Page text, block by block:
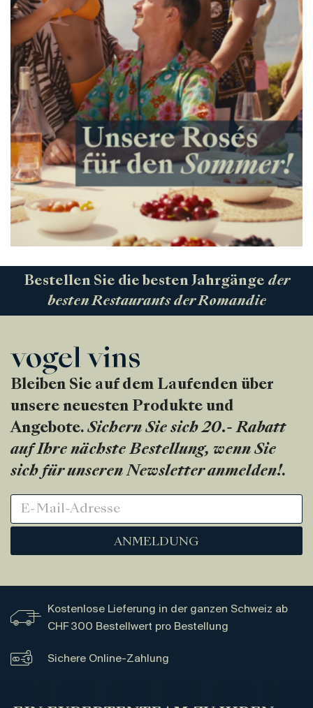
Bestellen Sie die besten Jahrgänge der
besten Restaurants der Romandie
Bleiben Sie auf dem Laufenden über
unsere neuesten Produkte und
Angebote. Sichern Sie sich 20.- Rabatt
auf Ihre nächste Bestellung, wenn Sie
sich für unseren Newsletter anmelden!.
ANMELDUNG
Kostenlose Lieferung in der ganzen Schweiz ab
CHF 300 Bestellwert pro Bestellung
Sichere Online-Zahlung